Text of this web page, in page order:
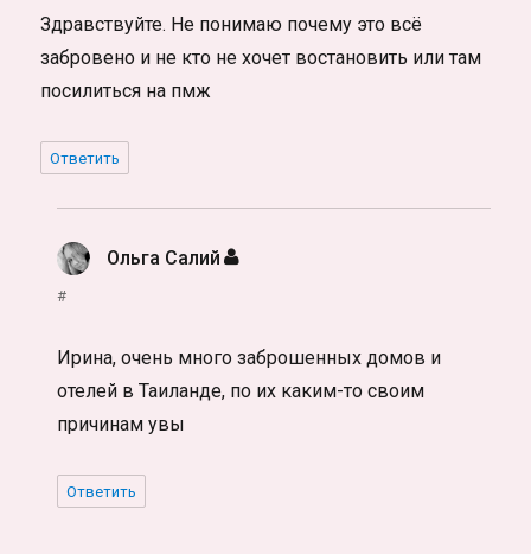
Здравствуйте. Не понимаю почему это всё
забровено и не кто не хочет востановить или там
посилиться на пмж
Ответить
Ольга Салий :
#
Ирина, очень много заброшенных домов и
отелей в Таиланде, по их каким-то своим
причинам увы
Ответить